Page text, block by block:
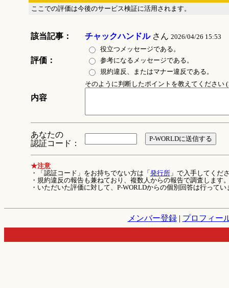
ここでの評価は今後のサービス検証に活用されます。
該当記事： チャックハンドルさん 2026/04/26 15:53
評価：
役立つメッセージである。
参考になるメッセージである。
規約違反、またはマナー違反である。
内容
そのように判断したポイントを教えてください
あなたの
認証コード：
★注意
・「認証コード」をお持ちでない方は「 発行所」で入手してくだ
・規約違反の報告も兼ねており、複数人からの報告で調査します
・いただいた評価に対して、P-WORLDからの個別回答は行ってい
メンバー登録| プロフィー